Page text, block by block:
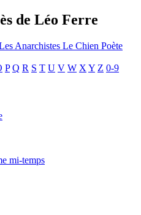
de Léo Ferre
Anarchistes Le Chien Poète
P Q R S T U V W X Y Z 0-9
mi-temps